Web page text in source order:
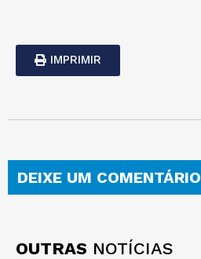
IMPRIMIR
DEIXE UM COMENTÁRIO
OUTRAS NOTÍCIAS